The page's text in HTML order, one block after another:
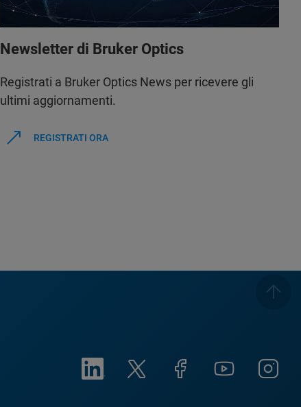
Newsletter di Bruker Optics
Registrati a Bruker Optics News per ricevere gli
ultimi aggiornamenti.
REGISTRATI ORA